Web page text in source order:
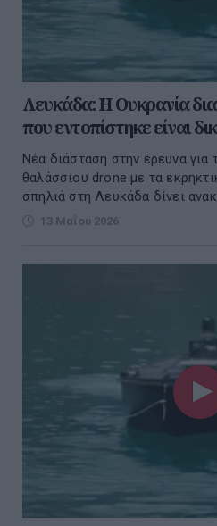
Λευκάδα: Η Ουκρανία
που εντοπίστηκε είναι
Νέα διάσταση στην έρευνα για
θαλάσσιου drone με τα
σπηλιά στη Λευκάδα δίνει
13 Μαΐου 2026